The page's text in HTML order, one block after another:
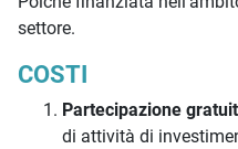
settore.
COSTI
Partecipazione
di attività di